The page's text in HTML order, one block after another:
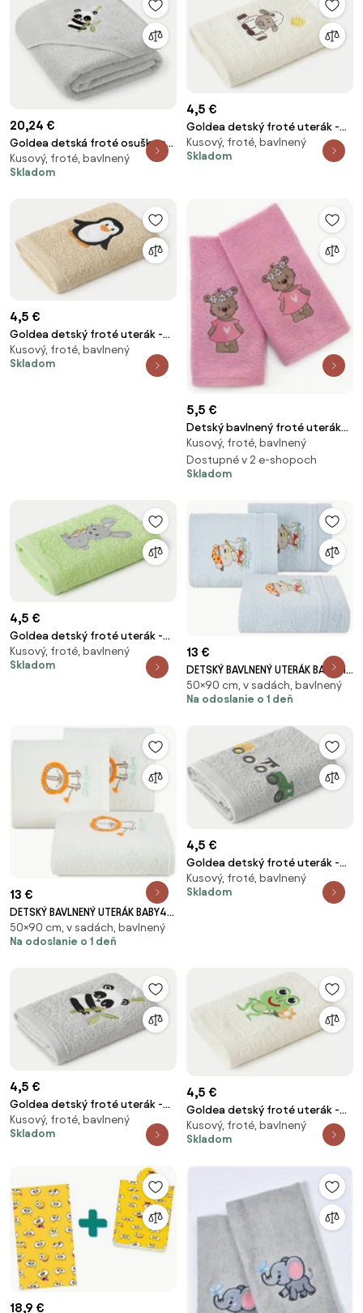
20,24 €
Goldea detská froté osuška s
kapucňou - panda na svetlo
sivej 100 x 100 cm
Kusový, froté, bavlnený
Skladom
4,5 €
Goldea detský froté uterák -
ovečka na smotanovej 30 x 50
cm
Kusový, froté, bavlnený
Skladom
4,5 €
Goldea detský froté uterák -
tučniak na béžovej 30 x 50 cm
Kusový, froté, bavlnený
Skladom
5,5 €
Detský bavlnený froté uterák
Mášenka ružový 30 × 50 cm
Kusový, froté, bavlnený
Dostupné v 2 e-shopoch
Skladom
4,5 €
Goldea detský froté uterák -
zajačik na zelenej 30 x 50 cm
Kusový, froté, bavlnený
Skladom
13 €
DETSKÝ BAVLNENÝ UTERÁK BABY51
50X90 CM MODRÁ
50×90 cm, v sadách, bavlnený
Na odoslanie o 1 deň
13 €
DETSKÝ BAVLNENÝ UTERÁK BABY45
50X90 CM BIELA
50×90 cm, v sadách, bavlnený
Na odoslanie o 1 deň
4,5 €
Goldea detský froté uterák -
farebné traktory na sivej 30 x
50 cm
Kusový, froté, bavlnený
Skladom
4,5 €
Goldea detský froté uterák -
panda na svetlo sivej 30 x 50
cm
Kusový, froté, bavlnený
Skladom
4,5 €
Goldea detský froté uterák -
žabka na smotanovej 30 x 50
cm
Kusový, froté, bavlnený
Skladom
18,9 €